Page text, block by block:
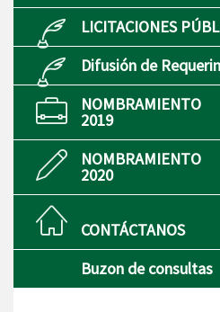
LICITACIONES
Difusión de
NOMBRAMIENTO
2019
NOMBRAMIENTO
2020
CONTÁCTANOS
Buzon de consultas